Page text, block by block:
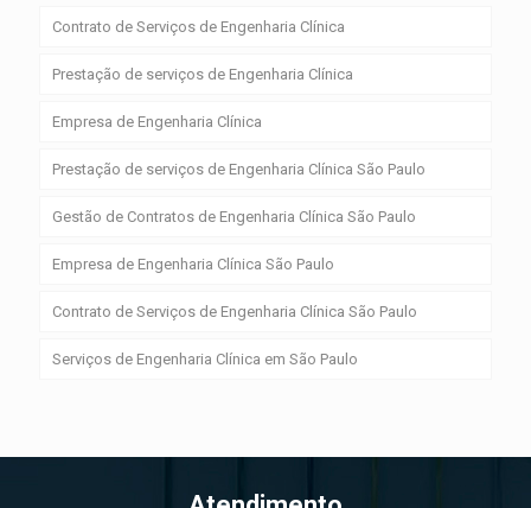
Contrato de Serviços de Engenharia Clínica
Prestação de serviços de Engenharia Clínica
Empresa de Engenharia Clínica
Prestação de serviços de Engenharia Clínica São Paulo
Gestão de Contratos de Engenharia Clínica São Paulo
Empresa de Engenharia Clínica São Paulo
Contrato de Serviços de Engenharia Clínica São Paulo
Serviços de Engenharia Clínica em São Paulo